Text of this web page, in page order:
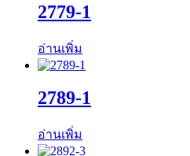
2779-1
อ่านเพิ่ม
2789-1
อ่านเพิ่ม